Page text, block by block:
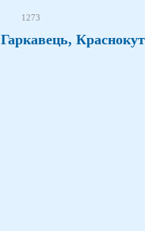
1273
Гаркавець,